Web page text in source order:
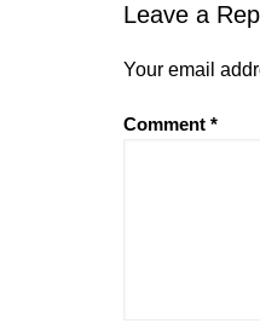
Leave a
Your email
Comment *